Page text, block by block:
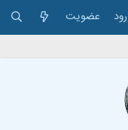
عضویت